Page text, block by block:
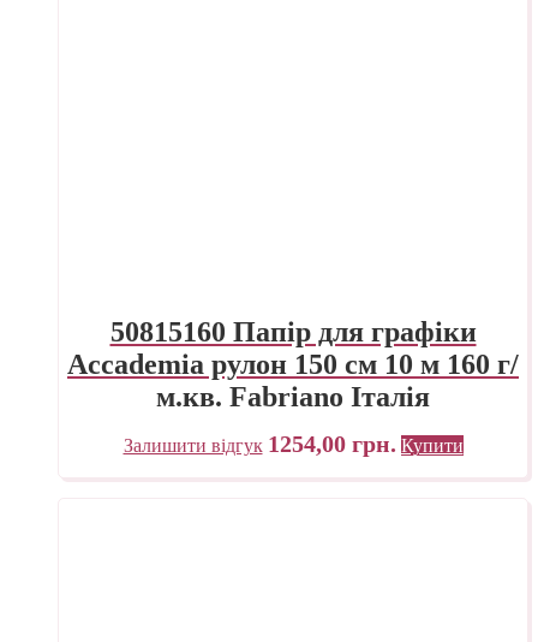
50815160 Папір для графіки
Accademia рулон 150 см 10 м 160 г/
м.кв. Fabriano Італія
Залишити відгук 1254,00 грн. Купити